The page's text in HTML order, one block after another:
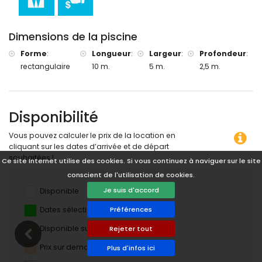
Ce site Internet utilise des cookies. Si vous continuez à naviguer sur le site
conscient de l'utilisation de cookies.
Je suis d'accord
Préférences
Rejeter tout
Plus d'infos ici
Sports
golf (Golf de Jávea) et équitation (à moins de 10 kilomètres
Dimensions de la piscine
Forme:
rectangulaire
Longueur:
10 m.
Largeur:
5 m.
Profondeur:
2,5 m.
Disponibilité
Vous pouvez calculer le prix de la location en
cliquant sur les dates d’arrivée et de départ
souhaitées !
Disponible
Dates sélectionnées
Disponible sur demande
Prix sur demande